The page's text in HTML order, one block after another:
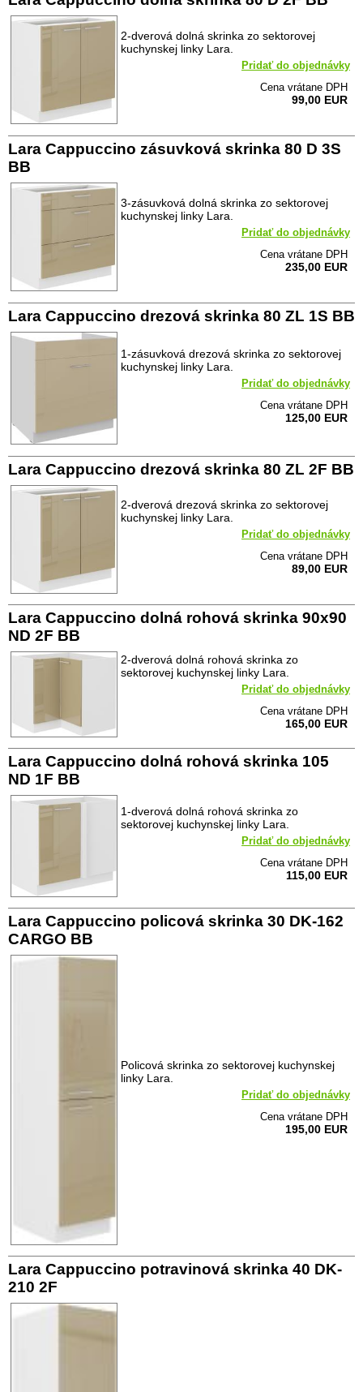
2-dverová dolná skrinka zo sektorovej
kuchynskej linky Lara.
Pridať do objednávky
Cena vrátane DPH
99,00 EUR
Lara Cappuccino zásuvková skrinka 80 D 3S
BB
3-zásuvková dolná skrinka zo sektorovej
kuchynskej linky Lara.
Pridať do objednávky
Cena vrátane DPH
235,00 EUR
Lara Cappuccino drezová skrinka 80 ZL 1S BB
1-zásuvková drezová skrinka zo sektorovej
kuchynskej linky Lara.
Pridať do objednávky
Cena vrátane DPH
125,00 EUR
Lara Cappuccino drezová skrinka 80 ZL 2F BB
2-dverová drezová skrinka zo sektorovej
kuchynskej linky Lara.
Pridať do objednávky
Cena vrátane DPH
89,00 EUR
Lara Cappuccino dolná rohová skrinka 90x90
ND 2F BB
2-dverová dolná rohová skrinka zo
sektorovej kuchynskej linky Lara.
Pridať do objednávky
Cena vrátane DPH
165,00 EUR
Lara Cappuccino dolná rohová skrinka 105
ND 1F BB
1-dverová dolná rohová skrinka zo
sektorovej kuchynskej linky Lara.
Pridať do objednávky
Cena vrátane DPH
115,00 EUR
Lara Cappuccino policová skrinka 30 DK-162
CARGO BB
Policová skrinka zo sektorovej kuchynskej
linky Lara.
Pridať do objednávky
Cena vrátane DPH
195,00 EUR
Lara Cappuccino potravinová skrinka 40 DK-
210 2F